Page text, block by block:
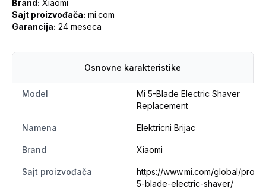
Brand: Xiaomi
Sajt proizvođača: mi.com
Garancija: 24 meseca
Osnovne karakteristike
Model
Mi 5-Blade Electric Shaver
Replacement
Namena Elektricni Brijac
Brand Xiaomi
Sajt proizvođača
https://www.mi.com/global/
5-blade-electric-shaver/